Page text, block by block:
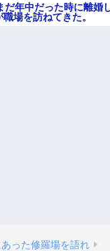
だ年中だった時に離婚
場を訪ねてきた。
った修羅場を語れ